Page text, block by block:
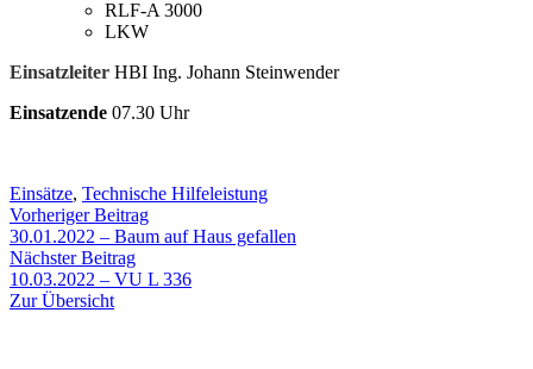
RLF-A 3000
LKW
Einsatzleiter HBI Ing. Johann Steinwender
Einsatzende 07.30 Uhr
Einsätze, Technische Hilfeleistung
Beitragsnavigation
Vorheriger BeitragVorheriger
Beitrag:
30.01.2022 – Baum auf Haus gefallen
Nächster BeitragNächster
Beitrag:
10.03.2022 – VU L 336
Zur Übersicht